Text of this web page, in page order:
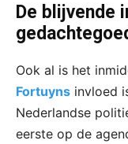
De blijvende
Ook al is het
Fortuyns invloed
Nederlandse
eerste op de